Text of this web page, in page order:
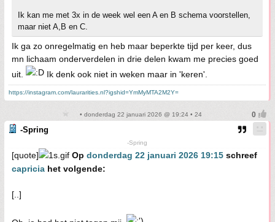
Ik kan me met 3x in de week wel een A en B schema voorstellen,
maar niet A,B en C.
Ik ga zo onregelmatig en heb maar beperkte tijd per keer, dus
mn lichaam onderverdelen in drie delen kwam me precies goed
uit.
Ik denk ook niet in weken maar in 'keren'.
https://instagram.com/laurarities.nl?igshid=YmMyMTA2M2Y=
• donderdag 22 januari 2026 @ 19:24 • 24
-Spring
-Spring
[quote] Op donderdag 22 januari 2026 19:15 schreef
capricia het volgende:
[..]